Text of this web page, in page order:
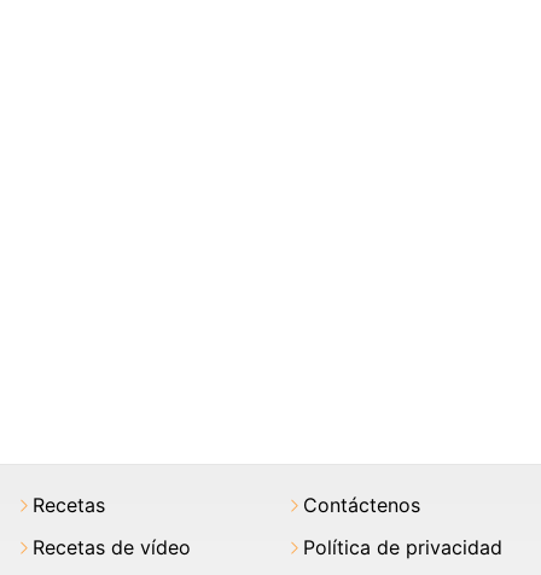
Recetas
Recetas de vídeo
Contáctenos
Política de privacidad